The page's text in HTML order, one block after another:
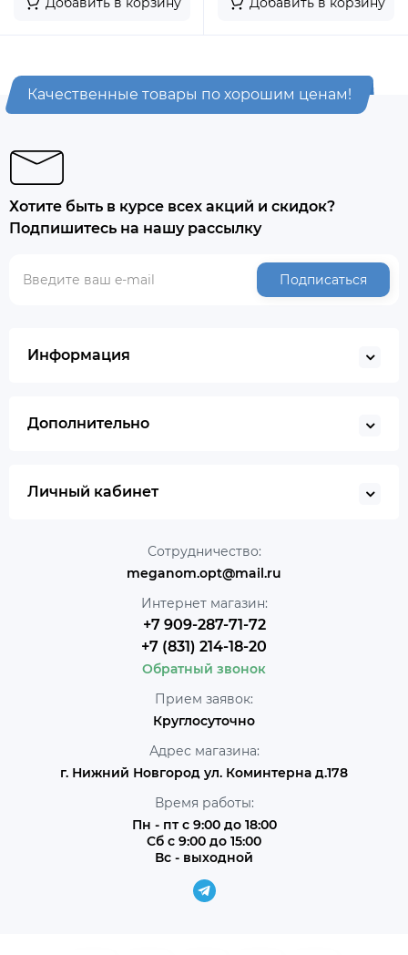
Качественные товары по хорошим ценам!
Хотите быть в курсе всех акций и скидок?
Подпишитесь на нашу рассылку
Подписаться
Информация
Дополнительно
Личный кабинет
Сотрудничество:
meganom.opt@mail.ru
Интернет магазин:
+7 909-287-71-72
+7 (831) 214-18-20
Обратный звонок
Прием заявок:
Круглосуточно
Адрес магазина:
г. Нижний Новгород ул. Коминтерна д.178
Время работы:
Пн - пт с 9:00 до 18:00
Сб с 9:00 до 15:00
Вс - выходной